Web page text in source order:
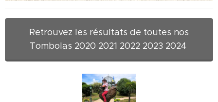
Retrouvez les résultats de toutes nos
Tombolas 2020 2021 2022 2023 2024